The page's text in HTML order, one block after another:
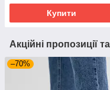
Купити
Акційні пропозиції
–70%